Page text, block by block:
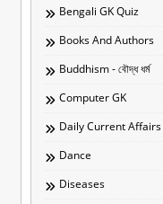
Bengali GK Quiz
Books And Authors
Buddhism - বৌদ্ধ ধর্ম
Computer GK
Daily Current Affairs
Dance
Diseases